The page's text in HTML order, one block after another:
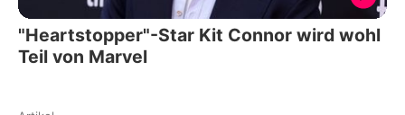
"Heartstopper"-Star Kit Connor wird wohl
Teil von Marvel